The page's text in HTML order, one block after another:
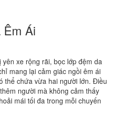
Êm Ái
xe rộng rãi, bọc lớp đệm da
mang lại cảm giác ngồi êm ái
thể chứa vừa hai người lớn. Điều
người mà không cảm thấy
mái tối đa trong mỗi chuyến